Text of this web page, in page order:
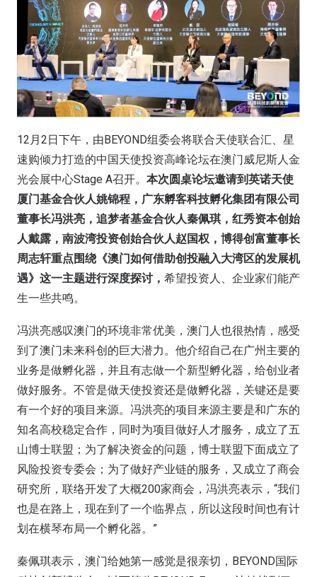
12月2日下午，由BEYOND组委会将联合天使联合汇、星
速购倾力打造的中国天使投资高峰论坛在澳门威尼斯人金
光会展中心Stage A召开。 本次圆桌论坛邀请到英诺天使
厦门基金合伙人姚锦程，广东孵客科技孵化集团有限公司
董事长冯洪亮，追梦者基金合伙人秦佩琪，红秀资本创始
人戴露，南波湾投资创始合伙人赵国权，博得创富董事长
周志轩重点围绕《澳门如何借助创投融入大湾区的发展机
遇》这一主题进行深度探讨， 希望投资人、企业家们能产
生一些共鸣。
冯洪亮感叹澳门的环境非常优美，澳门人也很热情，感受
到了澳门未来科创的巨大潜力。他介绍自己在广州主要的
业务是做孵化器，并且有志做一个新型孵化器，给创业者
做好服务。不管是做天使投资还是做孵化器，关键还是要
有一个好的项目来源。冯洪亮的项目来源主要是和广东的
知名高校稳定合作，同时为项目做好人才服务，成立了五
山博士联盟；为了解决资金的问题，博士联盟下面成立了
风险投资专委会；为了做好产业链的服务，又成立了商会
研究所，联络开发了大概200家商会，冯洪亮表示，“我们
也是在路上，现在到了一个临界点，所以这段时间也有计
划在横琴布局一个孵化器。”
秦佩琪表示，澳门给她第一感觉是很亲切，BEYOND国际